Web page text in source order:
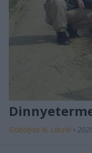
Göbölyös N. László •